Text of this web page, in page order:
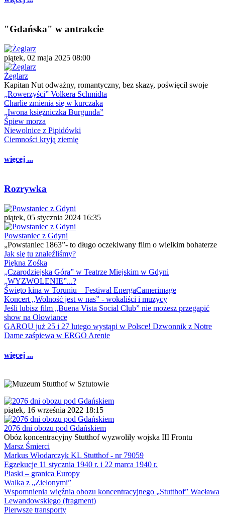
"Gdańska" w antrakcie
piątek, 02 maja 2025 08:00
Żeglarz
Kapitan Nut odważny, romantyczny, bez skazy, poświęcił swoje
„Rowerzyści” Volkera Schmidta
Charlie zmienia się w kurczaka
„Iwona księżniczka Burgunda”
Śpiew morza
Niewolnice z Pipidówki
Ciemności kryją ziemię
więcej ...
Rozrywka
piątek, 05 stycznia 2024 16:35
Powstaniec z Gdyni
„Powstaniec 1863”- to długo oczekiwany film o wielkim bohaterze
Jak się tu znaleźliśmy?
Piękna Zośka
„Czarodziejska Góra” w Teatrze Miejskim w Gdyni
„WYZWOLENIE”...?
Święto kina w Toruniu – Festiwal EnergaCamerimage
Koncert „Wolność jest w nas” - wokaliści i muzycy
Jeśli lubisz film „Buena Vista Social Club” nie możesz przegapić
show na Ołowiance
GAROU już 25 i 27 lutego wystąpi w Polsce! Dzwonnik z Notre
Dame zaśpiewa w ERGO Arenie
więcej ...
piątek, 16 września 2022 18:15
2076 dni obozu pod Gdańskiem
Obóz koncentracyjny Stutthof wyzwoliły wojska III Frontu
Marsz Śmierci
Markus Włodarczyk KL Stutthof - nr 79059
Egzekucje 11 stycznia 1940 r. i 22 marca 1940 r.
Piaski – granica Europy
Walka z „Zielonymi”
Wspomnienia więźnia obozu koncentracyjnego „Stutthof” Wacława
Lewandowskiego (fragment)
Pierwsze transporty